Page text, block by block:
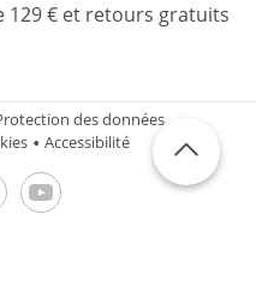
€ et retours gratuits
des données
Accessibilité